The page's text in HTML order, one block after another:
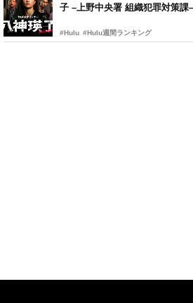
子 –上野中央署 組織犯罪対策課–
#Hulu #Hulu週間ランキング